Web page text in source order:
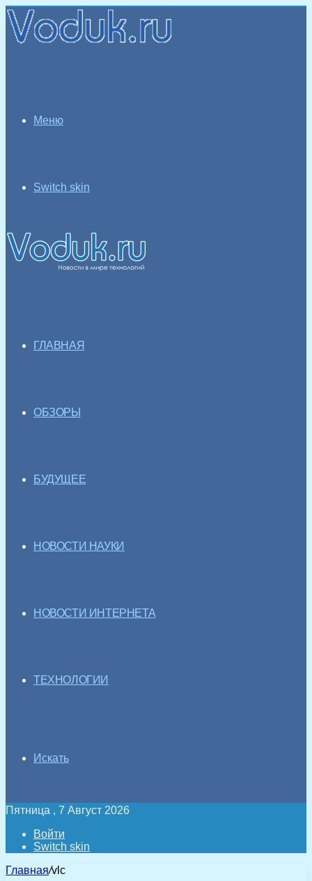
Меню
Switch skin
ГЛАВНАЯ
ОБЗОРЫ
БУДУЩЕЕ
НОВОСТИ НАУКИ
НОВОСТИ ИНТЕРНЕТА
ТЕХНОЛОГИИ
Искать
Пятница , 7 Август 2026
Войти
Switch skin
Главная/vlc